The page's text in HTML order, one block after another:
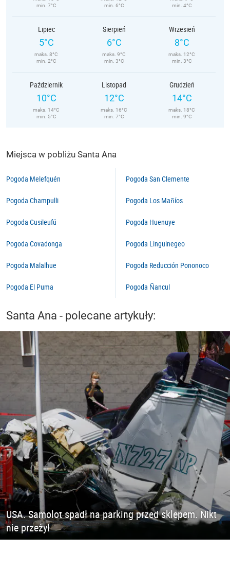
min. 7°C
min. 6°C
min. 4°C
Lipiec
5°C
maks. 8°C
min. 2°C
Sierpień
6°C
maks. 9°C
min. 3°C
Wrzesień
8°C
maks. 12°C
min. 3°C
Październik
10°C
maks. 14°C
min. 5°C
Listopad
12°C
maks. 16°C
min. 7°C
Grudzień
14°C
maks. 18°C
min. 9°C
Miejsca w pobliżu Santa Ana
Pogoda Melefquén
Pogoda Champulli
Pogoda Cusileufú
Pogoda Covadonga
Pogoda Malalhue
Pogoda El Puma
Pogoda San Clemente
Pogoda Los Mañíos
Pogoda Huenuye
Pogoda Linguinegeo
Pogoda Reducción Pononoco
Pogoda Ñancul
Santa Ana - polecane artykuły:
USA. Samolot spadł na parking przed sklepem. Nikt
nie przeżył